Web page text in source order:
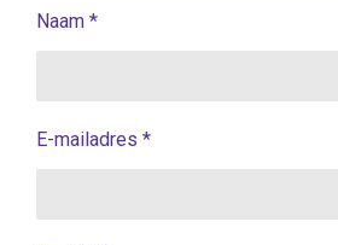
Naam *
E-mailadres *